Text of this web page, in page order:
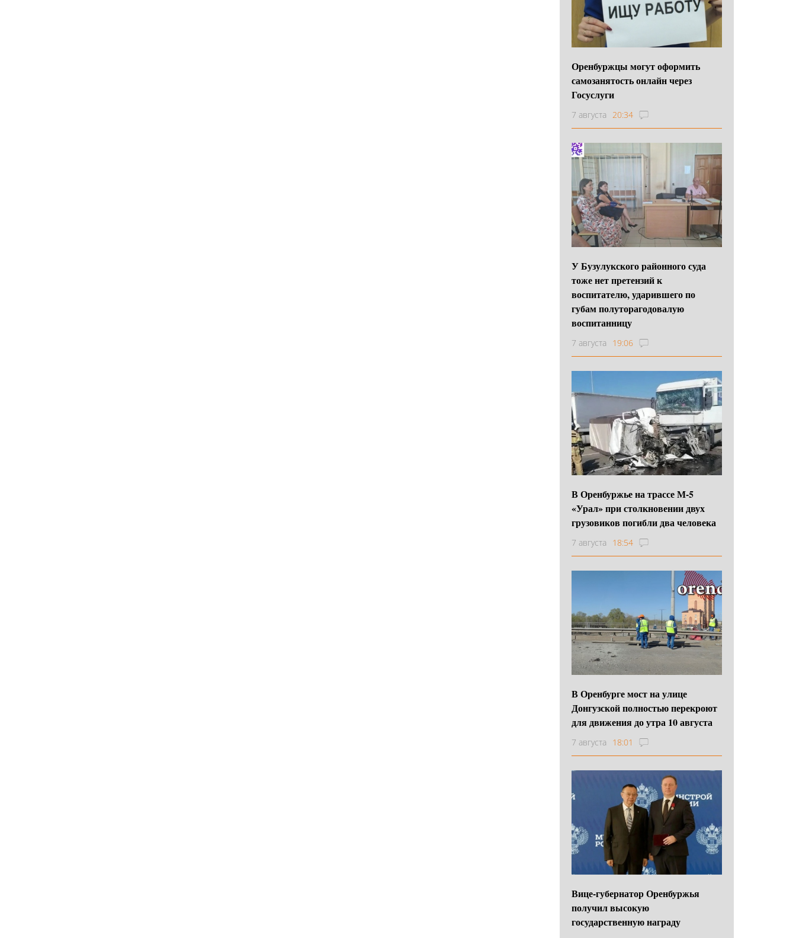
Оренбуржцы могут оформить
самозанятость онлайн через
Госуслуги
7 августа 20:34
У Бузулукского районного суда
тоже нет претензий к
воспитателю, ударившего по
губам полуторагодовалую
воспитанницу
7 августа 19:06
В Оренбуржье на трассе М-5
«Урал» при столкновении двух
грузовиков погибли два человека
7 августа 18:54
В Оренбурге мост на улице
Донгузской полностью перекроют
для движения до утра 10 августа
7 августа 18:01
Вице-губернатор Оренбуржья
получил высокую
государственную награду